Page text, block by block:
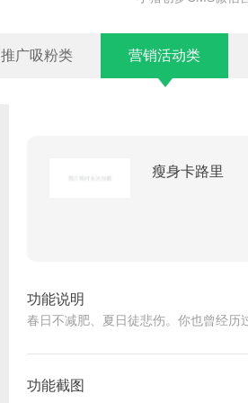
推广吸粉类 营销活动类
瘦身卡路里
功能说明
春日不减肥、夏日徒悲伤。你也曾经历
功能截图